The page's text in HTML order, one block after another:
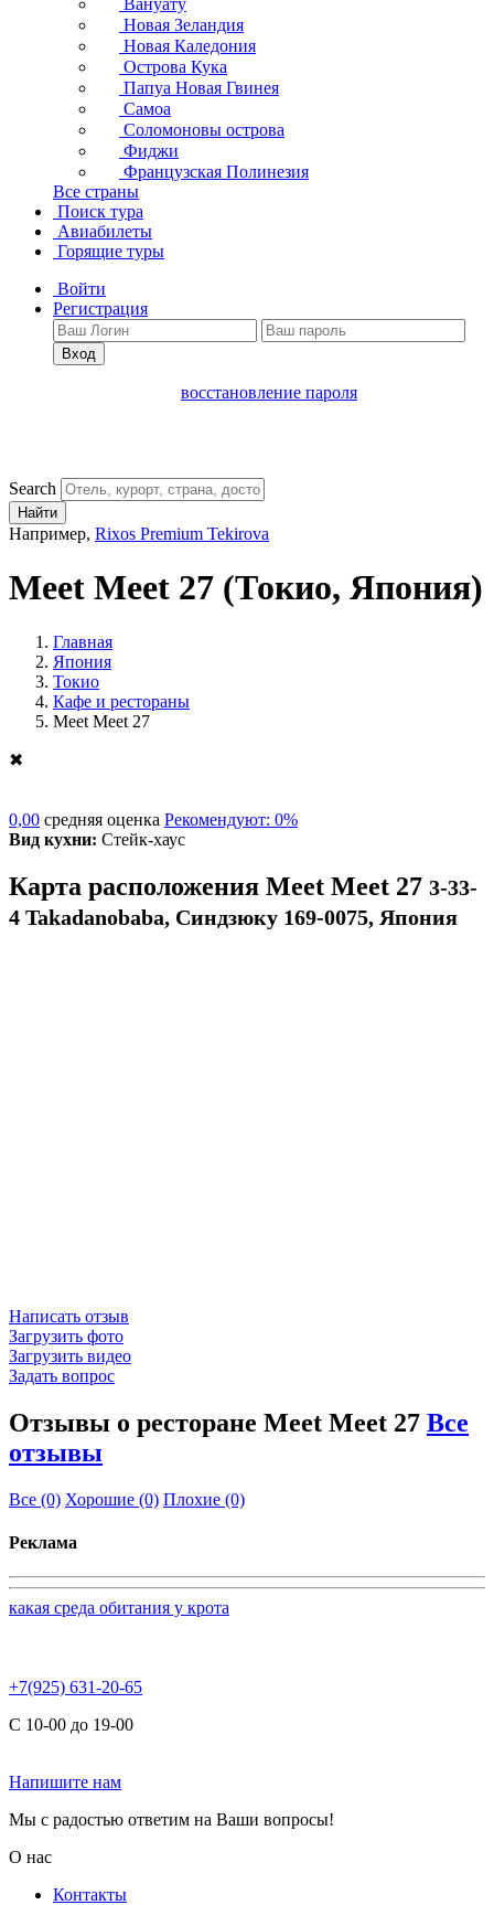
Вануату
Новая Зеландия
Новая Каледония
Острова Кука
Папуа Новая Гвинея
Самоа
Соломоновы острова
Фиджи
Французская Полинезия
Все страны
Поиск тура
Авиабилеты
Горящие туры
Войти
Регистрация
Вход
восстановление пароля
Search
Найти
Например, Rixos Premium Tekirova
Meet Meet 27 (Токио, Япония)
Главная
Япония
Токио
Кафе и рестораны
Meet Meet 27
✖
0,00 средняя оценка Рекомендуют: 0%
Вид кухни: Стейк-хаус
Карта расположения Meet Meet 27 3-33-
4 Takadanobaba, Синдзюку 169-0075, Япония
Написать отзыв
Загрузить фото
Загрузить видео
Задать вопрос
Отзывы о ресторане Meet Meet 27 Все
отзывы
Все (0) Хорошие (0) Плохие (0)
Реклама
какая среда обитания у крота
+7(925) 631-20-65
С 10-00 до 19-00
Напишите нам
Мы с радостью ответим на Ваши вопросы!
О нас
Контакты